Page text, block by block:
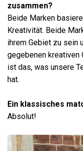
zusammen?
Beide Marken
Kreativität. Beide
ihrem Gebiet zu sein
gegebenen kreativen
ist das, was unsere
hat.
Ein klassisches
Absolut!